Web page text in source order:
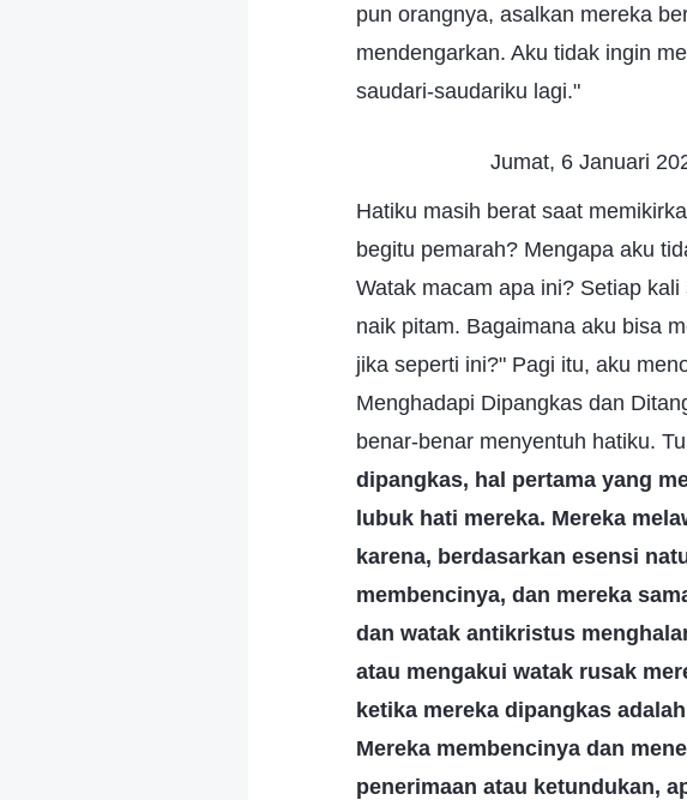
pun orangnya, asalkan mereka
mendengarkan. Aku tidak ingin
saudari-saudariku lagi."
Jumat, 6 Januari
Hatiku masih berat saat
begitu pemarah? Mengapa aku
Watak macam apa ini? Setiap
naik pitam. Bagaimana aku bisa
jika seperti ini?" Pagi itu, aku
Menghadapi Dipangkas dan
benar-benar menyentuh hatiku.
dipangkas, hal pertama yang
lubuk hati mereka. Mereka
karena, berdasarkan esensi
membencinya, dan mereka
dan watak antikristus
atau mengakui watak rusak
ketika mereka dipangkas
Mereka membencinya dan
penerimaan atau ketundukan,